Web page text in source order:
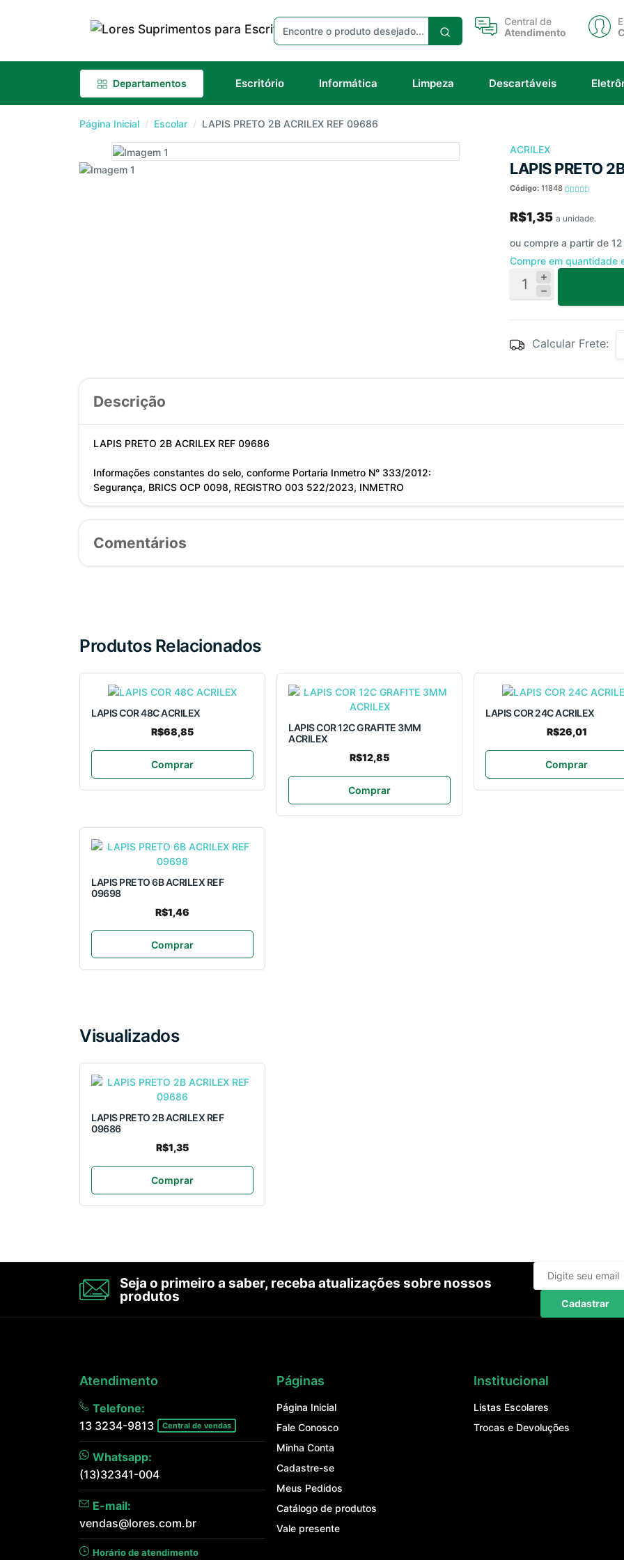
Central de
Atendimento
Departamentos Escritório Informática Limpeza Descartáveis
Página Inicial Escolar LAPIS PRETO 2B ACRILEX REF 09686
ACRILEX
LAPIS PRETO
Código: 11848
R$1,35 a unidade.
ou compre a partir de
Compre em quantidade
Calcular Frete:
Descrição
LAPIS PRETO 2B ACRILEX REF 09686
Informações constantes do selo, conforme Portaria Inmetro N° 333/2012:
Segurança, BRICS OCP 0098, REGISTRO 003 522/2023, INMETRO
Comentários
Produtos Relacionados
LAPIS COR 48C ACRILEX
R$68,85
Comprar
LAPIS COR 12C GRAFITE 3MM
ACRILEX
R$12,85
Comprar
LAPIS COR 24C ACRILEX
R$26,01
Comprar
LAPIS PRETO 6B ACRILEX REF
09698
R$1,46
Comprar
Visualizados
LAPIS PRETO 2B ACRILEX REF
09686
R$1,35
Comprar
Seja o primeiro a saber, receba atualizações sobre nossos
produtos
Cadastrar
Atendimento
Telefone:
13 3234-9813
Central de vendas
Whatsapp:
(13)32341-004
E-mail:
vendas@lores.com.br
Horário de atendimento
Páginas
Página Inicial
Fale Conosco
Minha Conta
Cadastre-se
Meus Pedidos
Catálogo de produtos
Vale presente
Institucional
Listas Escolares
Trocas e Devoluções